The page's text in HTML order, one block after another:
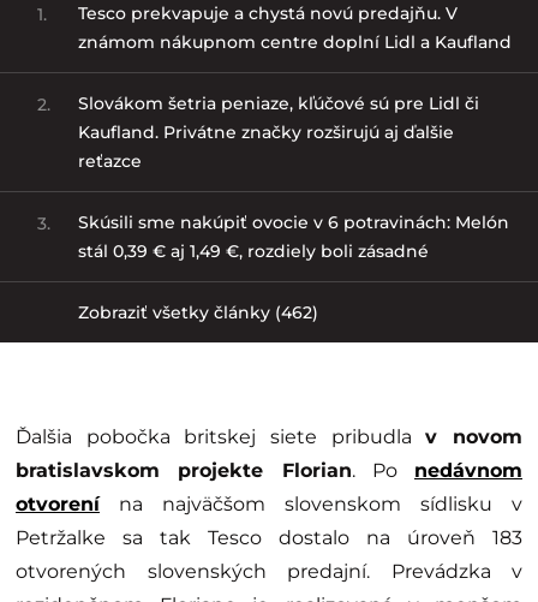
1.
Tesco prekvapuje a chystá novú predajňu. V
známom nákupnom centre doplní Lidl a Kaufland
2.
Slovákom šetria peniaze, kľúčové sú pre Lidl či
Kaufland. Privátne značky rozširujú aj ďalšie
reťazce
3.
Skúsili sme nakúpiť ovocie v 6 potravinách: Melón
stál 0,39 € aj 1,49 €, rozdiely boli zásadné
Zobraziť všetky články (462)
Ďalšia pobočka britskej siete pribudlav novom
bratislavskom projekte Florian. Po nedávnom
otvorenína najväčšom slovenskom sídlisku v
Petržalke sa tak Tesco dostalo na úroveň 183
otvorených slovenských predajní. Prevádzka v